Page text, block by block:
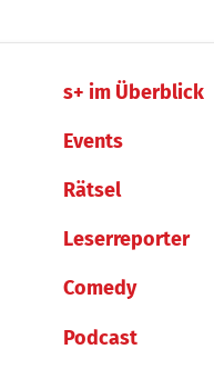
s+ im Überblick
Events
Rätsel
Leserreporter
Comedy
Podcast